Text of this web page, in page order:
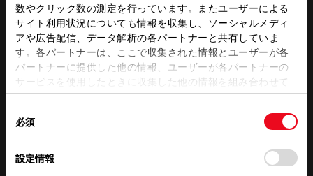
数やクリック数の測定を行っています。またユーザーによる
サイト利用状況についても情報を収集し、ソーシャルメディ
アや広告配信、データ解析の各パートナーと共有していま
す。各パートナーは、ここで収集された情報とユーザーが各
パートナーに提供した他の情報、ユーザーが各パートナーの
サービスを使用したときに収集した他の情報を組み合わせて
使用することがあります。当ウェブサイトの使用を続行する
デバイスにすべてのCookie(クッキー)が保存されることに同
意したことになります。Cookie(クッキー)のオプトアウト、
必須
設定情報
この販売店のウェブサイトはこちら